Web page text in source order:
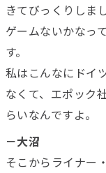
きてびっくりしま
ゲームないかなっ
す。
私はこんなにドイ
なくて、エポック
らいなんですよ。
－大沼
そこからライナー